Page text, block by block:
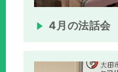
4月の法話会